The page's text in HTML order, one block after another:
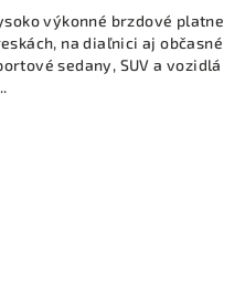
výkonné brzdové platne
na diaľnici aj občasné
sedany, SUV a vozidlá